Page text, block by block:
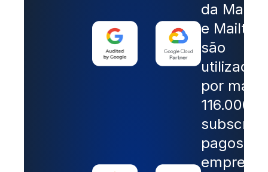
da
e
são
utilizados
por mais
116.000
pagos e